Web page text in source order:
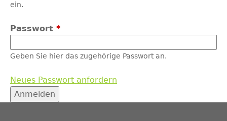
ein.
Passwort *
Geben Sie hier das zugehörige Passwort an.
Neues Passwort anfordern
Back
to